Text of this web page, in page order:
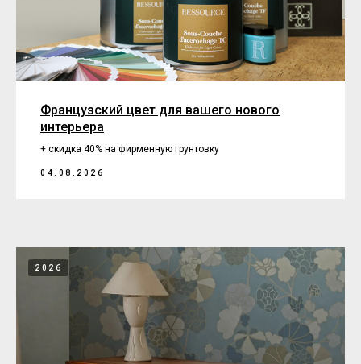
Французский цвет для вашего нового
интерьера
+ скидка 40% на фирменную грунтовку
04.08.2026
2026